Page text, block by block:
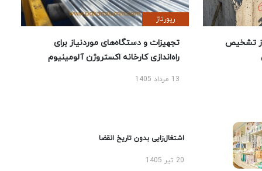
تشخیص
رپورتاژ
تجهیزات و دستگاه‌های موردنیاز برای
راه‌اندازی کارخانه اکستروژن آلومینیوم
13 مرداد 1405
اشتغال‌زایی بدون تاریخ انقضا
20 تیر 1405